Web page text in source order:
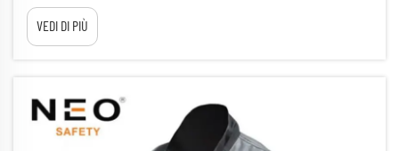
nell'ultimo decennio, con l'emergere delle giacche elastiche come innovazione
rivoluzionaria sul mercato. Queste ver...
VEDI DI PIÙ